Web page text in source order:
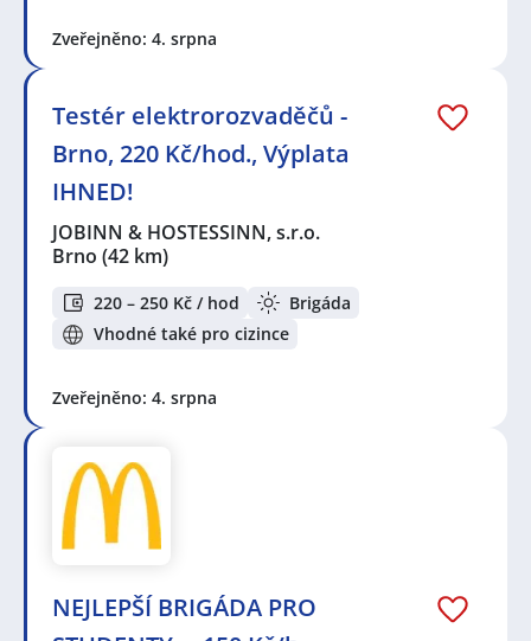
Zveřejněno: 4. srpna
Testér elektrorozvaděčů -
Brno, 220 Kč/hod., Výplata
IHNED!
JOBINN & HOSTESSINN, s.r.o.
Brno (42 km)
220 – 250 Kč / hod
Brigáda
Vhodné také pro cizince
Zveřejněno: 4. srpna
NEJLEPŠÍ BRIGÁDA PRO